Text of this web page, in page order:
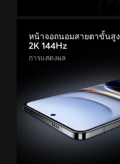
หน้าจอถนอมสายตาขั้นสูง
2K 144Hz
การแสดงผล